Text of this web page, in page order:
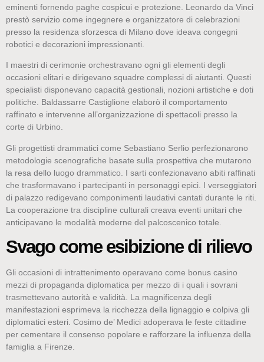
eminenti fornendo paghe cospicui e protezione. Leonardo da Vinci
prestò servizio come ingegnere e organizzatore di celebrazioni
presso la residenza sforzesca di Milano dove ideava congegni
robotici e decorazioni impressionanti.
I maestri di cerimonie orchestravano ogni gli elementi degli
occasioni elitari e dirigevano squadre complessi di aiutanti. Questi
specialisti disponevano capacità gestionali, nozioni artistiche e doti
politiche. Baldassarre Castiglione elaborò il comportamento
raffinato e intervenne all’organizzazione di spettacoli presso la
corte di Urbino.
Gli progettisti drammatici come Sebastiano Serlio perfezionarono
metodologie scenografiche basate sulla prospettiva che mutarono
la resa dello luogo drammatico. I sarti confezionavano abiti raffinati
che trasformavano i partecipanti in personaggi epici. I verseggiatori
di palazzo redigevano componimenti laudativi cantati durante le riti.
La cooperazione tra discipline culturali creava eventi unitari che
anticipavano le modalità moderne del palcoscenico totale.
Svago come esibizione di rilievo
Gli occasioni di intrattenimento operavano come bonus casinо
mezzi di propaganda diplomatica per mezzo di i quali i sovrani
trasmettevano autorità e validità. La magnificenza degli
manifestazioni esprimeva la ricchezza della lignaggio e colpiva gli
diplomatici esteri. Cosimo de’ Medici adoperava le feste cittadine
per cementare il consenso popolare e rafforzare la influenza della
famiglia a Firenze.